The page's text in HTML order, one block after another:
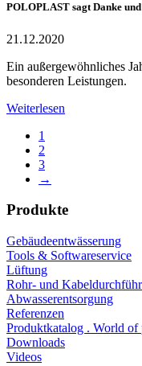
POLOPLAST sagt Danke
21.12.2020
Ein außergewöhnliches
besonderen Leistungen.
Weiterlesen
1
2
3
→
Produkte
Gebäudeentwässerung
Tools & Softwareservice
Lüftung
Rohr- und
Abwasserentsorgung
Referenzen
Produktkatalog . World of
Downloads
Videos